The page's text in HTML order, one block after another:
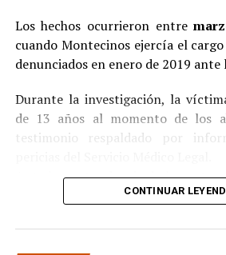
Los hechos ocurrieron entre
cuando Montecinos ejercía el
denunciados en enero de 2019 ante
Durante la investigación, la
de 13 años al momento de los
testimonio respaldado por
Ante la contundencia de los
aceptó los cargosen un
La condena y el cumplimiento en
CONTINUAR